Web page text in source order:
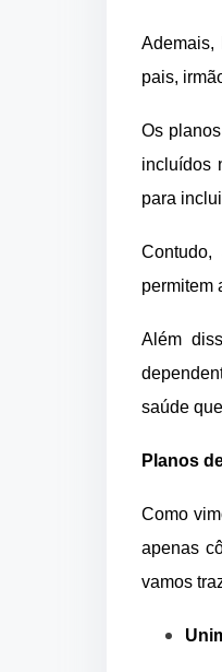
Ademais,
pais,
Os
incluídos
para
permitem
Além
saúde
Planos
Como
apenas
vamos